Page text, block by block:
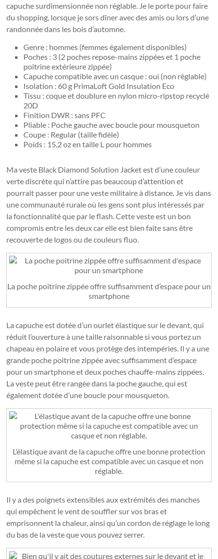
capuche surdimensionnée non réglable. Je le porte pour faire
du shopping, lorsque je sors dîner avec des amis ou lors d’une
randonnée dans les bois d’automne.
Genre : hommes (femmes également disponibles)
Poches : 3 (2 poches repose-mains zippées et 1 poche
poitrine extérieure zippée)
Capuche compatible avec un casque : oui (non réglable)
Isolation : 60 g PrimaLoft Gold Insulation Eco
Tissu : coque et doublure en nylon micro-ripstop recyclé
20D
Finition DWR : sans PFC
Pliable : Poche gauche avec boucle pour mousqueton
Coupe : Regular (taille fidèle)
Poids : 15,2 oz en taille L pour hommes
Ma veste Black Diamond Solution Jacket est d’une couleur
verte discrète qui n’attire pas beaucoup d’attention et
pourrait passer pour une veste militaire à distance. Je vis dans
une communauté rurale où les gens sont plus intéressés par
la fonctionnalité que par le flash. Cette veste est un bon
compromis entre les deux car elle est bien faite sans être
recouverte de logos ou de couleurs fluo.
La poche poitrine zippée offre suffisamment d’espace pour un
smartphone
La capuche est dotée d’un ourlet élastique sur le devant, qui
réduit l’ouverture à une taille raisonnable si vous portez un
chapeau en polaire et vous protège des intempéries. Il y a une
grande poche poitrine zippée avec suffisamment d’espace
pour un smartphone et deux poches chauffe-mains zippées.
La veste peut être rangée dans la poche gauche, qui est
également dotée d’une boucle pour mousqueton.
L’élastique avant de la capuche offre une bonne protection
même si la capuche est compatible avec un casque et non
réglable.
Il y a des poignets extensibles aux extrémités des manches
qui empêchent le vent de souffler sur vos bras et
emprisonnent la chaleur, ainsi qu’un cordon de réglage le long
du bas de la veste que vous pouvez serrer.